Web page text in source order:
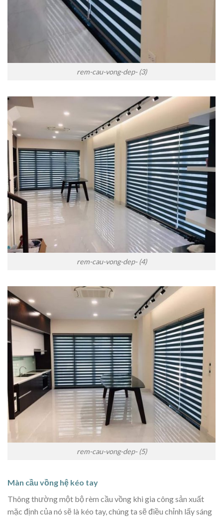
rem-cau-vong-dep- (3)
rem-cau-vong-dep- (4)
rem-cau-vong-dep- (5)
Màn cầu vồng hệ kéo tay
Thông thường một bộ rèm cầu vồng khi gia công sản xuất
mặc định của nó sẽ là kéo tay, chúng ta sẽ điều chỉnh lấy sáng